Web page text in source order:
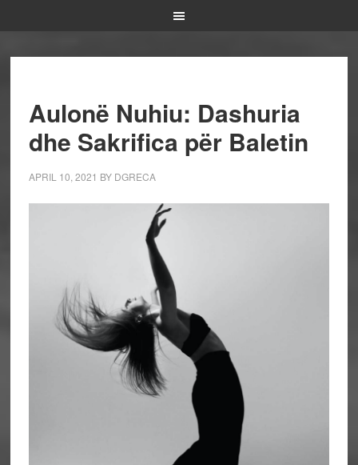
Aulonë Nuhiu: Dashuria
dhe Sakrifica për Baletin
APRIL 10, 2021 BY DGRECA